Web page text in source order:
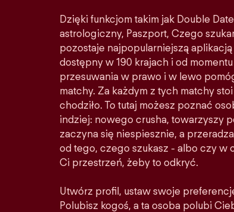
Dzięki funkcjom takim jak Double
astrologiczny, Paszport, Czego
pozostaje najpopularniejszą
dostępny w 190 krajach i od
przesuwania w prawo i w lewo
matchy. Za każdym z tych matchy
chodziło. To tutaj możesz poznać
indziej: nowego crusha, towarzyszy
zaczyna się niespiesznie, a
od tego, czego szukasz - albo czy w
Ci przestrzeń, żeby to odkryć.
Utwórz profil, ustaw swoje
Polubisz kogoś, a ta osoba polubi